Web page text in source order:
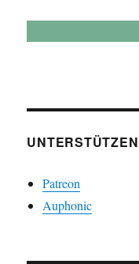
UNTERSTÜTZEN
Patreon
Auphonic